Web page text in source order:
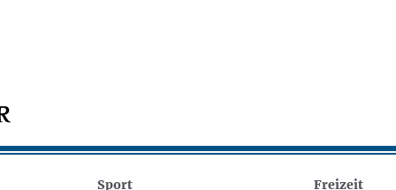
Sport Freizeit